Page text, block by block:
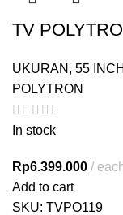
TV
UKURAN , 55
POLYTRON
In stock
Rp6.399.000
Add to cart
SKU: TVPO119